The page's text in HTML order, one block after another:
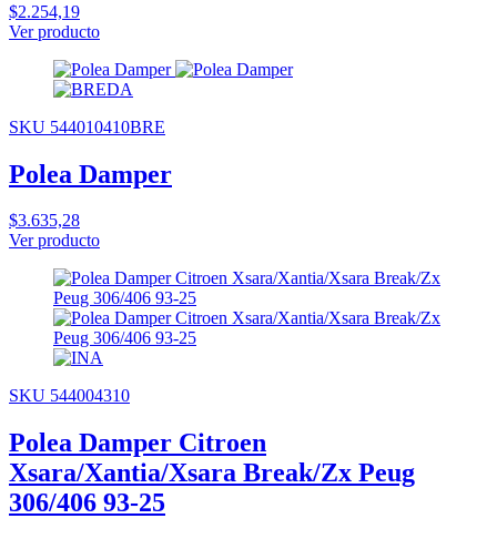
$2.254,19
Ver producto
SKU 544010410BRE
Polea Damper
$3.635,28
Ver producto
SKU 544004310
Polea Damper Citroen
Xsara/Xantia/Xsara Break/Zx Peug
306/406 93-25